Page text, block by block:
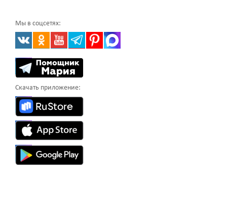
Мы в соцсетях:
Скачать приложение: